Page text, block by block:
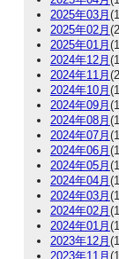
2025年03月
2025年02月
2025年01月
2024年12月
2024年11月
2024年10月
2024年09月
2024年08月
2024年07月
2024年06月
2024年05月
2024年04月
2024年03月
2024年02月
2024年01月
2023年12月
2023年11月